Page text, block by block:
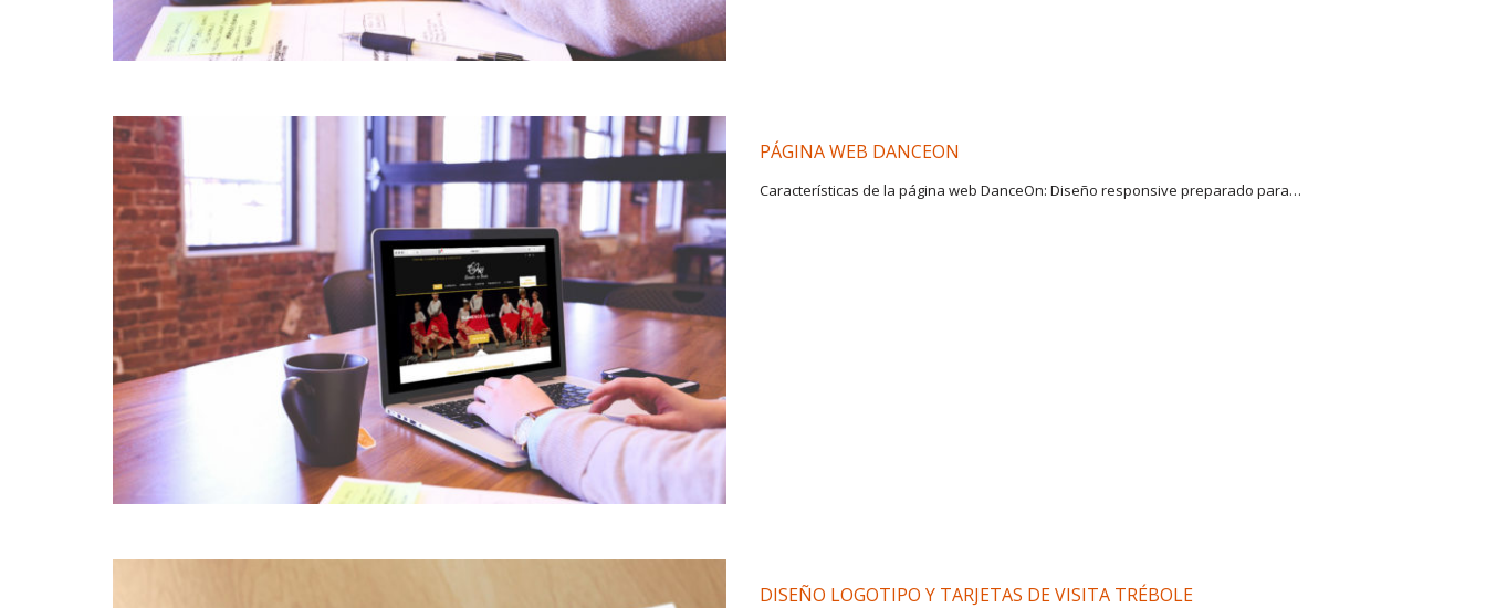
PÁGINA WEB DANCEON
Características de la página web DanceOn: Diseño responsive preparado para…
DISEÑO LOGOTIPO Y TARJETAS DE VISITA TRÉBOLE